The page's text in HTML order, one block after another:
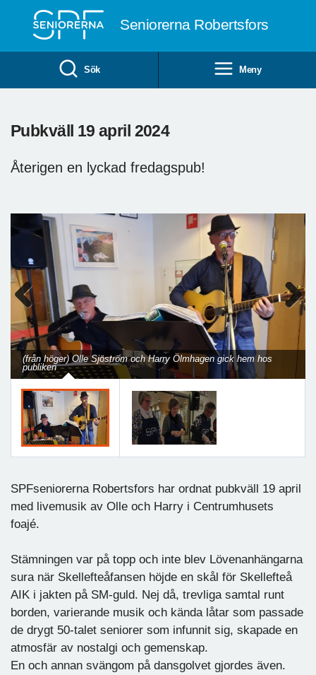
Seniorerna Robertsfors
Sök Meny
Pubkväll 19 april 2024
Återigen en lyckad fredagspub!
(från höger) Olle Sjöström och Harry Ölmhagen gick hem hos
publiken
Previous Next
SPFseniorerna Robertsfors har ordnat pubkväll 19 april
med livemusik av Olle och Harry i Centrumhusets
foajé.
Stämningen var på topp och inte blev Lövenanhängarna
sura när Skellefteåfansen höjde en skål för Skellefteå
AIK i jakten på SM-guld. Nej då, trevliga samtal runt
borden, varierande musik och kända låtar som passade
de drygt 50-talet seniorer som infunnit sig, skapade en
atmosfär av nostalgi och gemenskap.
En och annan svängom på dansgolvet gjordes även.